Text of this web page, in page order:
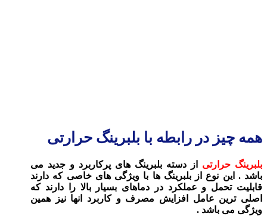
همه چیز در رابطه با بلبرینگ حرارتی
بلبرینگ حرارتی از دسته بلبرینگ های پرکاربرد و جدید می
باشد . این نوع از بلبرینگ ها با ویژگی های خاصی که دارند
قابلیت تحمل و عملکرد در دماهای بسیار بالا را دارند که
اصلی ترین عامل افزایش مصرف و کاربرد انها نیز همین
ویژگی می باشد .